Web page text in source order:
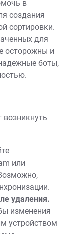
в
создания
сортировки.
для
осторожны и
боты,
возникнуть
или
удаления.
изменения
устройством